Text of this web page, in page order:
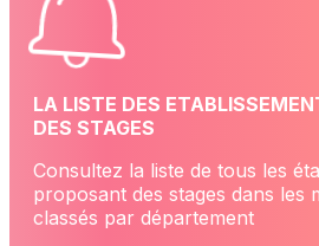
LA LISTE DES
DES STAGES
Consultez la liste de tous les
proposant des stages dans les
classés par département